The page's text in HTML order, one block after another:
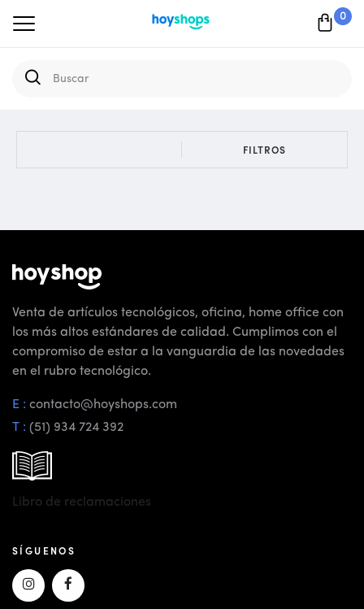
0
FILTROS
Venta de artículos tecnológicos, oficina, home office con
los más altos estándares de calidad. Cumplimos con el
compromiso de estar a la vanguardia de las novedades
en el rubro tecnológico.
E : contacto@hoyshops.com
T : (51) 934 724 392
Libro de reclamaciones
SÍGUENOS